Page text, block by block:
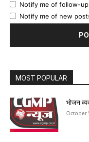
Notify me of follow-
Notify me of new
MOST POPULAR
भोजन
October